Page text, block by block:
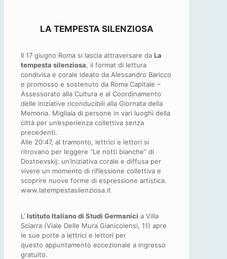
LA TEMPESTA SILENZIOSA
Il 17 giugno Roma si lascia attraversare da La
tempesta silenziosa, il format di lettura
condivisa e corale ideato da Alessandro Baricco
e promosso e sostenuto da Roma Capitale –
Assessorato alla Cultura e al Coordinamento
delle iniziative riconducibili alla Giornata della
Memoria. Migliaia di persone in vari luoghi della
città per un’esperienza collettiva senza
precedenti.
Alle 20:47, al tramonto, lettrici e lettori si
ritrovano per leggere “Le notti bianche” di
Dostoevskij: un’iniziativa corale e diffusa per
vivere un momento di riflessione collettiva e
scoprire nuove forme di espressione artistica.
www.latempestasilenziosa.it
L’ Istituto Italiano di Studi Germanici a Villa
Sciarra (Viale Delle Mura Gianicolensi, 11) apre
le sue porte a lettrici e lettori per
questo appuntamento eccezionale a ingresso
gratuito.